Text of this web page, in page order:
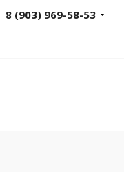
8 (903) 969-58-53